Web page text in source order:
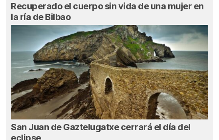
Recuperado el cuerpo sin vida de una mujer en
la ría de Bilbao
San Juan de Gaztelugatxe cerrará el día del